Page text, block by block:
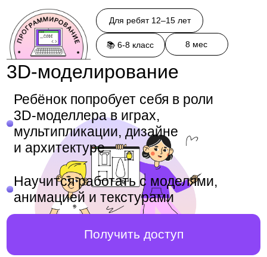
📚 6-8 класс 8 мес
3D-моделирование
Ребёнок попробует себя в роли
3D-моделлера в играх,
мультипликации, дизайне
и архитектуре
Научится работать с моделями,
анимацией и текстурами
Получить доступ